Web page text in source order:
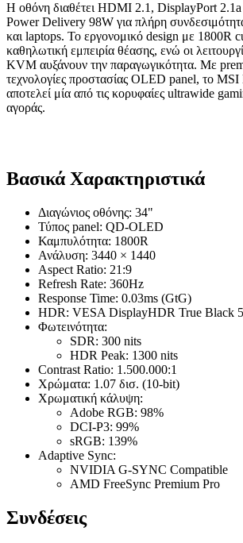
Η οθόνη διαθέτει HDMI 2.1, DisplayPort
Power Delivery 98W για πλήρη
και laptops. Το εργονομικό design με 1800R
καθηλωτική εμπειρία θέασης, ενώ οι
KVM αυξάνουν την παραγωγικότητα. Με
τεχνολογίες προστασίας OLED panel, το
αποτελεί μία από τις κορυφαίες ultrawide
αγοράς.
Βασικά Χαρακτηριστικά
Διαγώνιος οθόνης: 34"
Τύπος panel: QD-OLED
Καμπυλότητα: 1800R
Ανάλυση: 3440 × 1440
Aspect Ratio: 21:9
Refresh Rate: 360Hz
Response Time: 0.03ms (GtG)
HDR: VESA DisplayHDR True Black
Φωτεινότητα:
SDR: 300 nits
HDR Peak: 1300 nits
Contrast Ratio: 1.500.000:1
Χρώματα: 1.07 δισ. (10-bit)
Χρωματική κάλυψη:
Adobe RGB: 98%
DCI-P3: 99%
sRGB: 139%
Adaptive Sync:
NVIDIA G-SYNC Compatible
AMD FreeSync Premium Pro
Συνδέσεις